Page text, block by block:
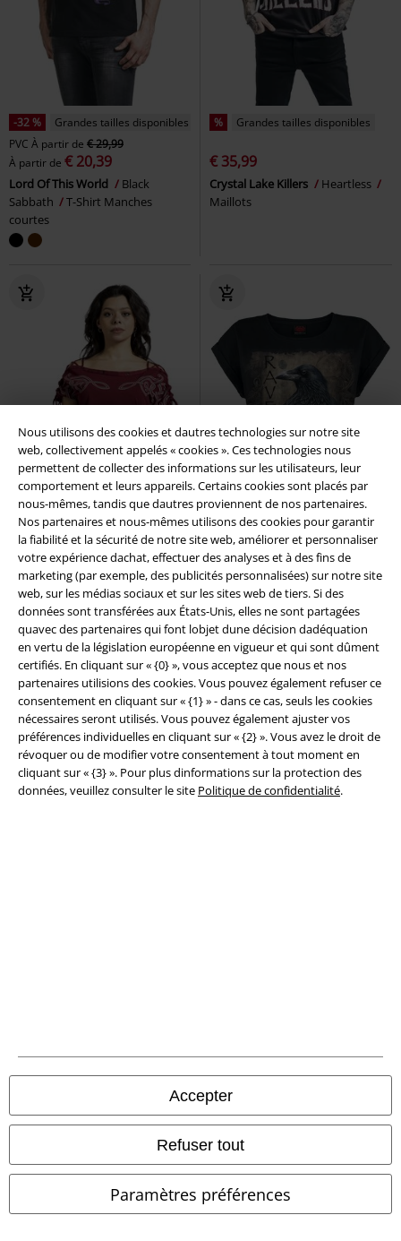
Nous utilisons des cookies et dautres technologies sur notre site
web, collectivement appelés « cookies ». Ces technologies nous
permettent de collecter des informations sur les utilisateurs, leur
comportement et leurs appareils. Certains cookies sont placés par
nous-mêmes, tandis que dautres proviennent de nos partenaires.
Nos partenaires et nous-mêmes utilisons des cookies pour garantir
la fiabilité et la sécurité de notre site web, améliorer et personnaliser
votre expérience dachat, effectuer des analyses et à des fins de
marketing (par exemple, des publicités personnalisées) sur notre site
web, sur les médias sociaux et sur les sites web de tiers. Si des
données sont transférées aux États-Unis, elles ne sont partagées
quavec des partenaires qui font lobjet dune décision dadéquation
en vertu de la législation européenne en vigueur et qui sont dûment
certifiés. En cliquant sur « {0} », vous acceptez que nous et nos
partenaires utilisions des cookies. Vous pouvez également refuser ce
consentement en cliquant sur « {1} » - dans ce cas, seuls les cookies
nécessaires seront utilisés. Vous pouvez également ajuster vos
préférences individuelles en cliquant sur « {2} ». Vous avez le droit de
révoquer ou de modifier votre consentement à tout moment en
cliquant sur « {3} ». Pour plus dinformations sur la protection des
données, veuillez consulter le site Politique de confidentialité.
Accepter
Refuser tout
Paramètres préférences
-32 %
Grandes tailles disponibles
PVC À partir de € 29,99
À partir de € 20,39
Lord Of This World
Black
Sabbath
T-Shirt Manches
courtes
% Grandes tailles disponibles
€ 35,99
Crystal Lake Killers
Heartless
Maillots
-33 %
Exclusivité
€ 29,99
€ 19,99
Celtic fine lines
Black Premium
by EMP
T-Shirt Manches courtes
€ 19,99
Raven Wise Spiral
T-Shirt
Manches courtes
Skull In Flames
T-Shirt
€ 11,99
Purple Dream RED by EMP
T-
Shirt Manches courtes